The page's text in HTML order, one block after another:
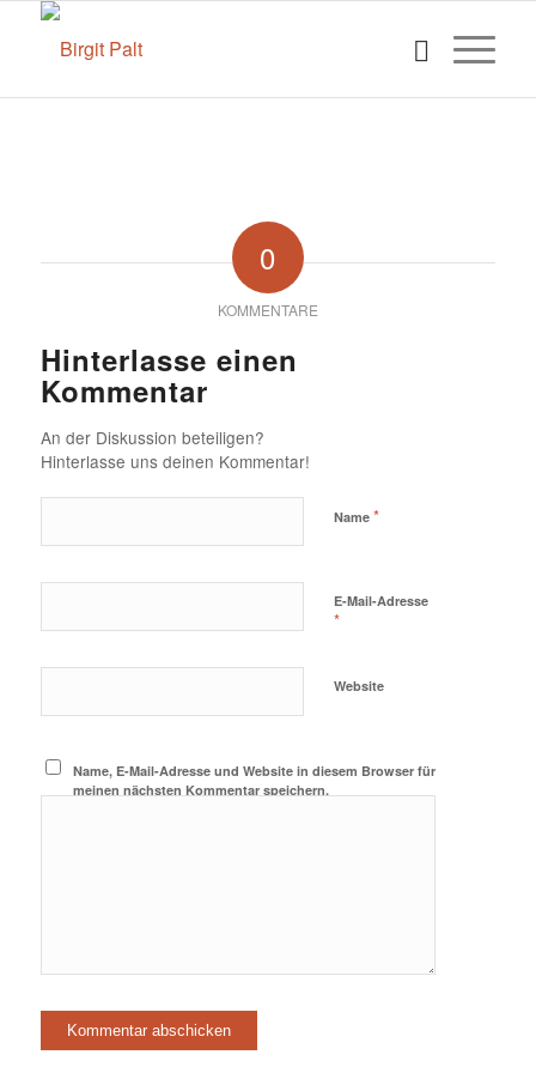
0
KOMMENTARE
Hinterlasse einen
Kommentar
An der Diskussion beteiligen?
Hinterlasse uns deinen Kommentar!
Name *
E-Mail-Adresse
*
Website
Name, E-Mail-Adresse und Website in diesem Browser für
meinen nächsten Kommentar speichern.